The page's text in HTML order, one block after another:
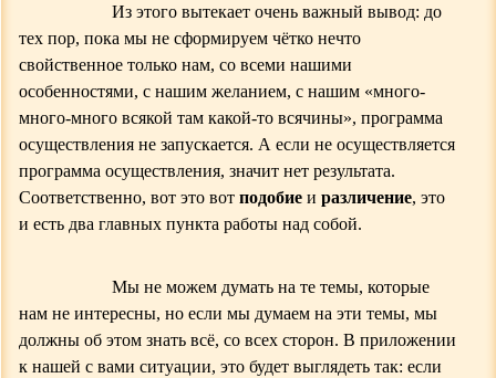
Из этого вытекает очень важный вывод: до
тех пор, пока мы не сформируем чётко нечто
свойственное только нам, со всеми нашими
особенностями, с нашим желанием, с нашим «много-
много-много всякой там какой-то всячины», программа
осуществления не запускается. А если не осуществляется
программа осуществления, значит нет результата.
Соответственно, вот это вот подобие и различение, это
и есть два главных пункта работы над собой.
Мы не можем думать на те темы, которые
нам не интересны, но если мы думаем на эти темы, мы
должны об этом знать всё, со всех сторон. В приложении
к нашей с вами ситуации, это будет выглядеть так: если